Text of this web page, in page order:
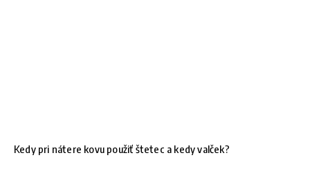
Kedy pri nátere kovu použiť štetec a kedy valček?